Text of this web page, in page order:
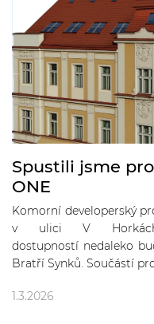
Spustili jsme
ONE
Komorní developerský
v ulici V
dostupností nedaleko
Bratří Synků. Součástí
1.3.2026